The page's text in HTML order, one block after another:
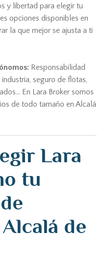
y libertad para elegir tu
opciones disponibles en
la que mejor se ajusta a ti
Responsabilidad
seguro de flotas,
En Lara Broker somos
de todo tamaño en Alcalá
Lara
tu
de